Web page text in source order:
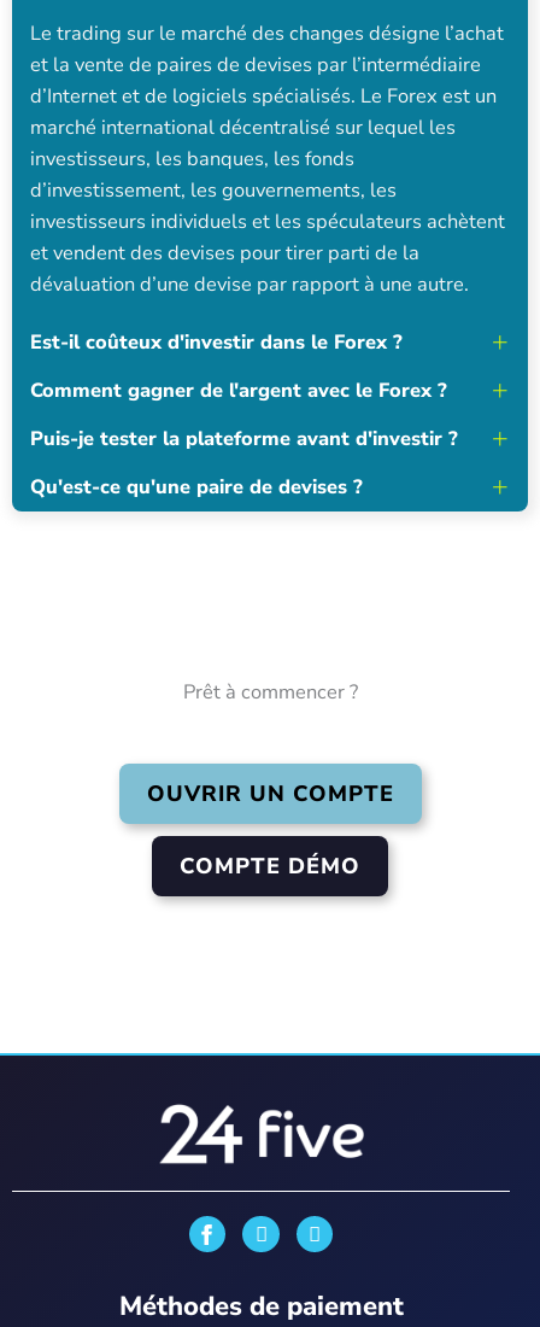
Le trading sur le marché des changes désigne l’achat
et la vente de paires de devises par l’intermédiaire
d’Internet et de logiciels spécialisés. Le Forex est un
marché international décentralisé sur lequel les
investisseurs, les banques, les fonds
d’investissement, les gouvernements, les
investisseurs individuels et les spéculateurs achètent
et vendent des devises pour tirer parti de la
dévaluation d’une devise par rapport à une autre.
Est-il coûteux d'investir dans le Forex ?
Comment gagner de l'argent avec le Forex ?
Puis-je tester la plateforme avant d'investir ?
Qu'est-ce qu'une paire de devises ?
Prêt à commencer ?
OUVRIR UN COMPTE
COMPTE DÉMO
I
n
a
Y
o
u
Méthodes de paiement